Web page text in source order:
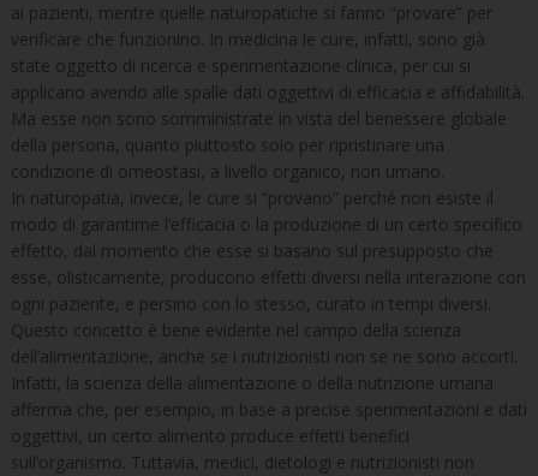
ai pazienti, mentre quelle naturopatiche si fanno “provare” per
verificare che funzionino. In medicina le cure, infatti, sono già
state oggetto di ricerca e sperimentazione clinica, per cui si
applicano avendo alle spalle dati oggettivi di efficacia e affidabilità.
Ma esse non sono somministrate in vista del benessere globale
della persona, quanto piuttosto solo per ripristinare una
condizione di omeostasi, a livello organico, non umano.
In naturopatia, invece, le cure si “provano” perché non esiste il
modo di garantirne l’efficacia o la produzione di un certo specifico
effetto, dal momento che esse si basano sul presupposto che
esse, olisticamente, producono effetti diversi nella interazione con
ogni paziente, e persino con lo stesso, curato in tempi diversi.
Questo concetto è bene evidente nel campo della scienza
dell’alimentazione, anche se i nutrizionisti non se ne sono accorti.
Infatti, la scienza della alimentazione o della nutrizione umana
afferma che, per esempio, in base a precise sperimentazioni e dati
oggettivi, un certo alimento produce effetti benefici
sull’organismo. Tuttavia, medici, dietologi e nutrizionisti non